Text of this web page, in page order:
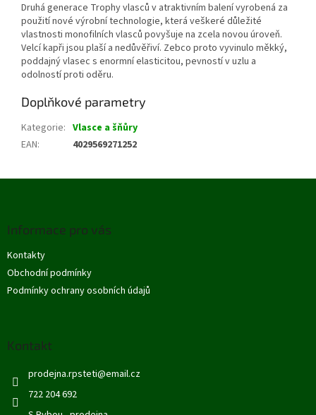
Druhá generace Trophy vlasců v atraktivním balení vyrobená za
použití nové výrobní technologie, která veškeré důležité
vlastnosti monofilních vlasců povyšuje na zcela novou úroveň.
Velcí kapři jsou plaší a nedůvěřiví. Zebco proto vyvinulo měkký,
poddajný vlasec s enormní elasticitou, pevností v uzlu a
odolností proti oděru.
Doplňkové parametry
Kategorie: Vlasce a šňůry
EAN: 4029569271252
Informace pro vás
Kontakty
Obchodní podmínky
Podmínky ochrany osobních údajů
Kontakt
prodejna.rpsteti@email.cz
722 204 692